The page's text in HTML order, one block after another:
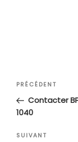
Navigation
l’article
Article
précédent
PRÉCÉDENT
Contacter
1040
Article
SUIVANT